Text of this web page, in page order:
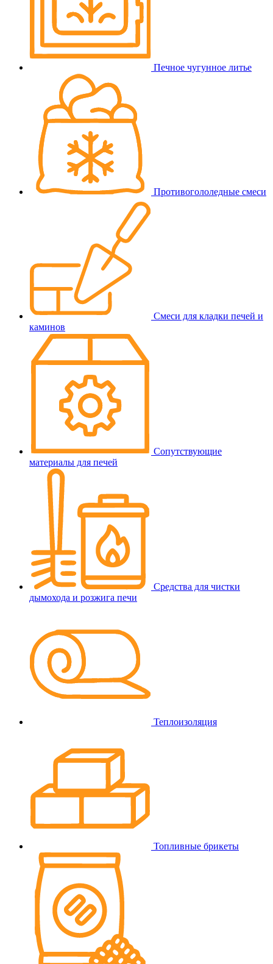
Печное чугунное литье
Противогололедные смеси
Смеси для кладки печей и
каминов
Сопутствующие
материалы для печей
Средства для чистки
дымохода и розжига печи
Теплоизоляция
Топливные брикеты